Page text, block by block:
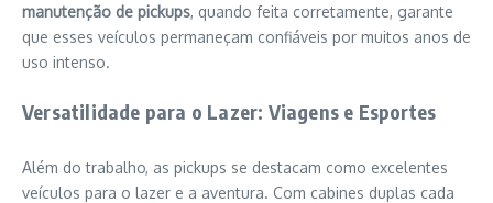
manutenção de pickups, quando feita corretamente, garante
que esses veículos permaneçam confiáveis por muitos anos de
uso intenso.
Versatilidade para o Lazer: Viagens e Esportes
Além do trabalho, as pickups se destacam como excelentes
veículos para o lazer e a aventura. Com cabines duplas cada